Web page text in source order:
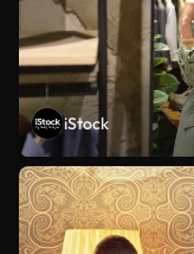
iStock